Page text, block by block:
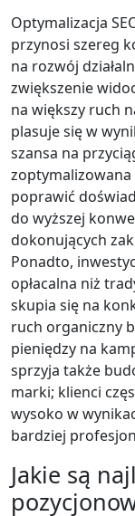
Optymalizacja
przynosi szereg
na rozwój
zwiększenie
na większy ruch
plasuje się w
szansa na
poprawić
do wyższej
dokonujących
Ponadto,
opłacalna niż
skupia się na
ruch organiczny
pieniędzy na
sprzyja także
marki; klienci
wysoko w
bardziej
Jakie są